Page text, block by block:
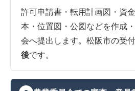
許可申請書・転用計画図・資
本・位置図・公図などを作成
会へ提出します。松阪市の受
後です。